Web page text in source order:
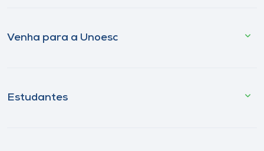
Venha para a Unoesc
Estudantes